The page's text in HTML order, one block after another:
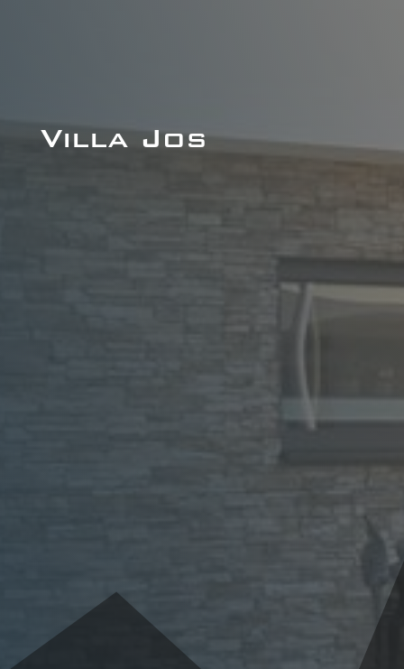
Villa Jos